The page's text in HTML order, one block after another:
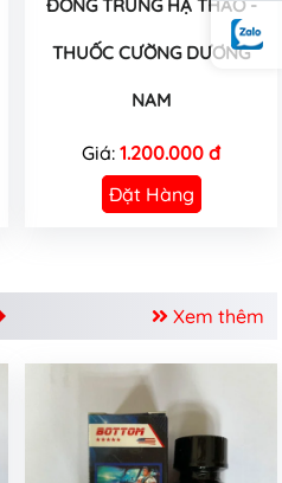
ĐÔNG TRÙNG HẠ THẢO -
THUỐC CƯỜNG DƯƠNG
NAM
Giá: 1.200.000 đ
Đặt Hàng
Xem thêm